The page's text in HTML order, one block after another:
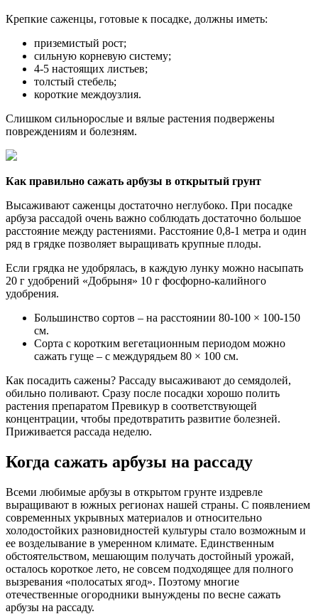
Крепкие саженцы, готовые к посадке, должны иметь:
приземистый рост;
сильную корневую систему;
4-5 настоящих листьев;
толстый стебель;
короткие междоузлия.
Слишком сильнорослые и вялые растения подвержены
повреждениям и болезням.
Как правильно сажать арбузы в открытый грунт
Высаживают саженцы достаточно неглубоко. При посадке
арбуза рассадой очень важно соблюдать достаточно большое
расстояние между растениями. Расстояние 0,8-1 метра и один
ряд в грядке позволяет выращивать крупные плоды.
Если грядка не удобрялась, в каждую лунку можно насыпать
20 г удобрений «Добрыня» 10 г фосфорно-калийного
удобрения.
Большинство сортов – на расстоянии 80-100 × 100-150
см.
Сорта с коротким вегетационным периодом можно
сажать гуще – с междурядьем 80 × 100 см.
Как посадить сажены? Рассаду высаживают до семядолей,
обильно поливают. Сразу после посадки хорошо полить
растения препаратом Превикур в соответствующей
концентрации, чтобы предотвратить развитие болезней.
Приживается рассада неделю.
Когда сажать арбузы на рассаду
Всеми любимые арбузы в открытом грунте издревле
выращивают в южных регионах нашей страны. С появлением
современных укрывных материалов и относительно
холодостойких разновидностей культуры стало возможным и
ее возделывание в умеренном климате. Единственным
обстоятельством, мешающим получать достойный урожай,
осталось короткое лето, не совсем подходящее для полного
вызревания «полосатых ягод». Поэтому многие
отечественные огородники вынуждены по весне сажать
арбузы на рассаду.